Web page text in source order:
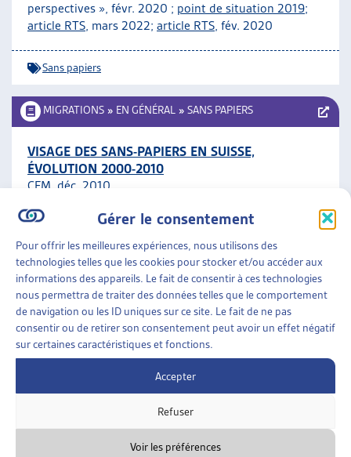
Gérer le consentement
Pour offrir les meilleures expériences, nous utilisons des
technologies telles que les cookies pour stocker et/ou accéder aux
informations des appareils. Le fait de consentir à ces technologies
nous permettra de traiter des données telles que le comportement
de navigation ou les ID uniques sur ce site. Le fait de ne pas
consentir ou de retirer son consentement peut avoir un effet négatif
sur certaines caractéristiques et fonctions.
Accepter
Refuser
Voir les préférences
perspectives », févr. 2020 ; point de situation 2019;
article RTS, mars 2022; article RTS, fév. 2020
Sans papiers
MIGRATIONS » EN GÉNÉRAL » SANS PAPIERS
VISAGE DES SANS-PAPIERS EN SUISSE,
ÉVOLUTION 2000-2010
CFM, déc. 2010
Sans papiers
MIGRATIONS »EN GÉNÉRAL »SANS PAPIERS
HARMONISATION DE LA RÉGLEMENTATION DES
CAS DE RIGUEUR
Conseil fédéral, oct. 2006